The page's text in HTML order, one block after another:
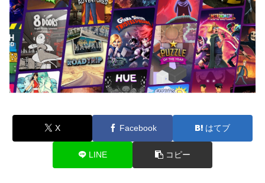
X Facebook はてブ
LINE コピー